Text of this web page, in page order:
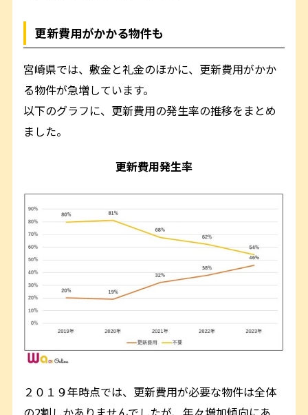
更新費用がかかる物件も
宮崎県では、敷金と礼金のほかに、更新費用がかか
る物件が急増しています。
以下のグラフに、更新費用の発生率の推移をまとめ
ました。
更新費用発生率
２０１９年時点では、更新費用が必要な物件は全体